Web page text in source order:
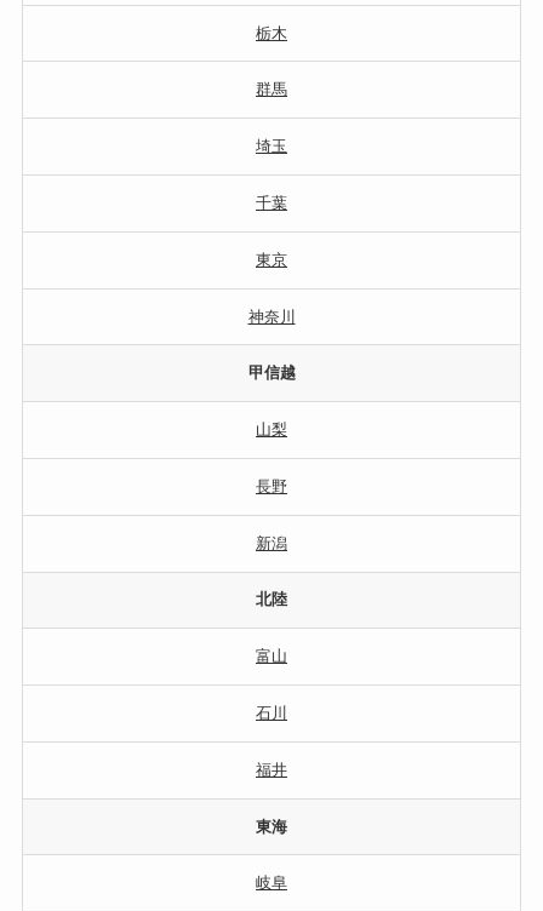
栃木
群馬
埼玉
千葉
東京
神奈川
甲信越
山梨
長野
新潟
北陸
富山
石川
福井
東海
岐阜